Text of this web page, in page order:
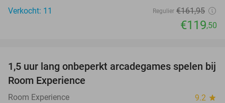
Verkocht: 11
Regulier €161,95
€119,50
46%
TODAY
1,5 uur lang onbeperkt arcadegames spelen bij
Room Experience
Room Experience 9.2 star